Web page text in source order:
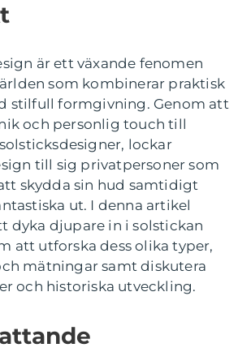
är ett växande fenomen
som kombinerar praktisk
stilfull formgivning. Genom att
och personlig touch till
lockar
till sig privatpersoner som
skydda sin hud samtidigt
ut. I denna artikel
dyka djupare in i solstickan
att utforska dess olika typer,
mätningar samt diskutera
och historiska utveckling.